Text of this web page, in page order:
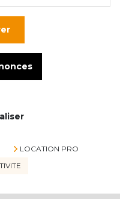
LOCATION PRO